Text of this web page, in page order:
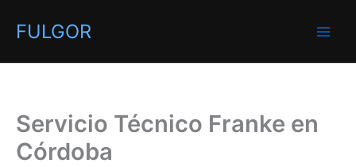
FULGOR
Servicio Técnico Franke en
Córdoba